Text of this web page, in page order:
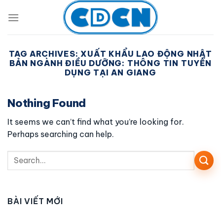
TAG ARCHIVES: XUẤT KHẨU LAO ĐỘNG NHẬT
BẢN NGÀNH ĐIỀU DƯỠNG: THÔNG TIN TUYỂN
DỤNG TẠI AN GIANG
Nothing Found
It seems we can’t find what you’re looking for.
Perhaps searching can help.
BÀI VIẾT MỚI